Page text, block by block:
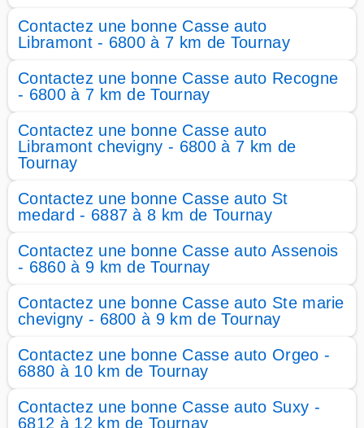
Contactez une bonne Casse auto
Libramont - 6800 à 7 km de Tournay
Contactez une bonne Casse auto Recogne
- 6800 à 7 km de Tournay
Contactez une bonne Casse auto
Libramont chevigny - 6800 à 7 km de
Tournay
Contactez une bonne Casse auto St
medard - 6887 à 8 km de Tournay
Contactez une bonne Casse auto Assenois
- 6860 à 9 km de Tournay
Contactez une bonne Casse auto Ste marie
chevigny - 6800 à 9 km de Tournay
Contactez une bonne Casse auto Orgeo -
6880 à 10 km de Tournay
Contactez une bonne Casse auto Suxy -
6812 à 12 km de Tournay